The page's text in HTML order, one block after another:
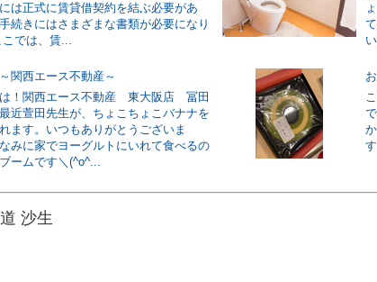
は正式に賃貸借契約を結ぶ必要があ
続きにはさまざまな書類が必要になり
こでは、賃...
関西エース不動産～
！関西エース不動産 東大阪店 冨田
近萱田先生が、ちょこちょこバナナを
ます。いつもありがとうございま
みに家でヨーグルトにいれて食べるの
ームです＼(^o^...
す
沙生